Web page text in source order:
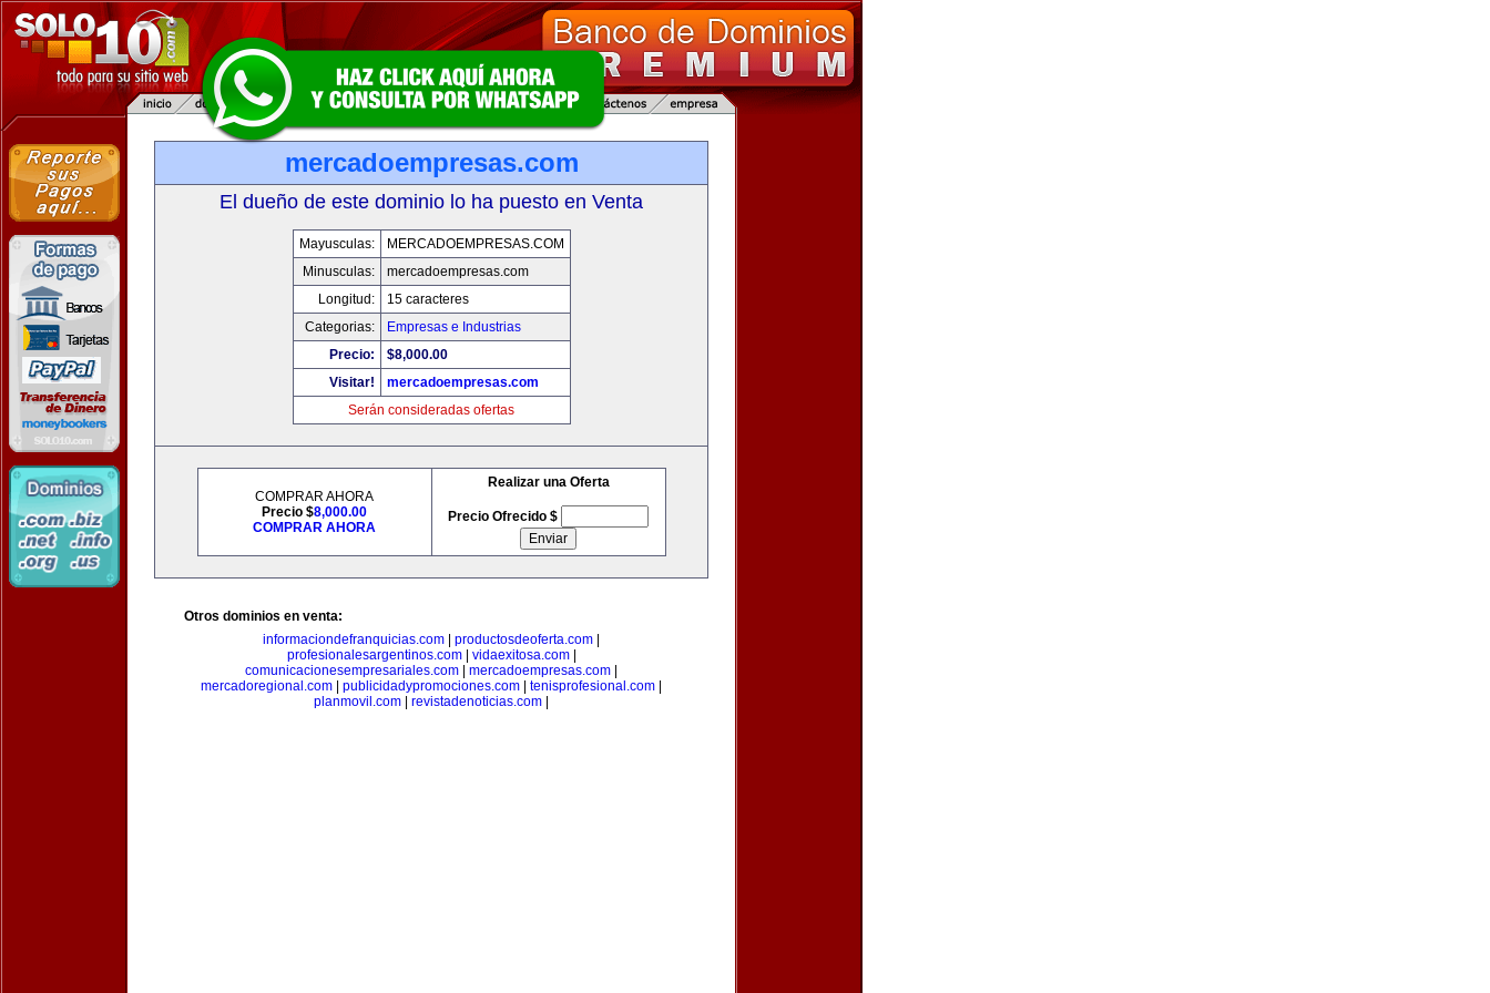
mercadoempresas.com
El dueño de este dominio lo ha puesto en Venta
Mayusculas:
MERCADOEMPRESAS.COM
Minusculas:
mercadoempresas.com
Longitud:
15 caracteres
Categorias:
Empresas e Industrias
Precio:
$8,000.00
Visitar!
mercadoempresas.com
Serán consideradas ofertas
COMPRAR AHORA
Precio $8,000.00
COMPRAR AHORA
Realizar una Oferta
Precio Ofrecido $
Otros dominios en venta:
informaciondefranquicias.com
productosdeoferta.com
profesionalesargentinos.com| vidaexitosa.com|
comunicacionesempresariales.com
mercadoempresas.com
mercadoregional.com
publicidadypromociones.com tenisprofesional.com
planmovil.com
revistadenoticias.com